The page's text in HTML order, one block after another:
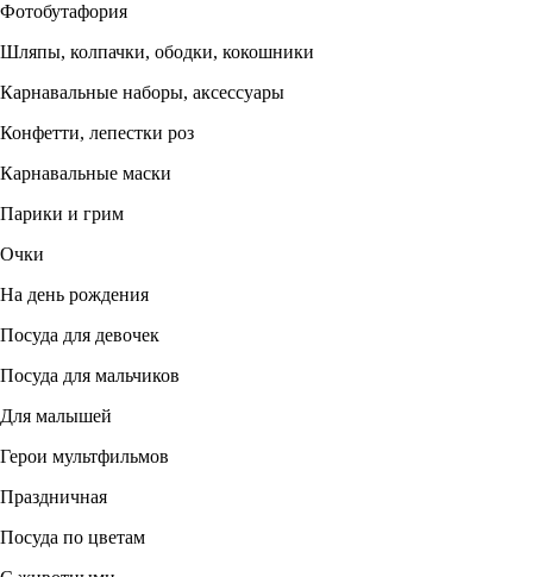
Фотобутафория
Шляпы, колпачки, ободки, кокошники
Карнавальные наборы, аксессуары
Конфетти, лепестки роз
Карнавальные маски
Парики и грим
Очки
На день рождения
Посуда для девочек
Посуда для мальчиков
Для малышей
Герои мультфильмов
Праздничная
Посуда по цветам